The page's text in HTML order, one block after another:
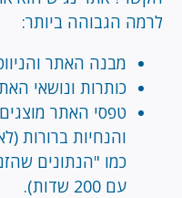
לרמה הגבוהה ביותר:
מבנה האתר
כותרות ונושאי
טפסי האתר
והנחיות ברורות
כמו "הנתונים
עם 200 שדות).